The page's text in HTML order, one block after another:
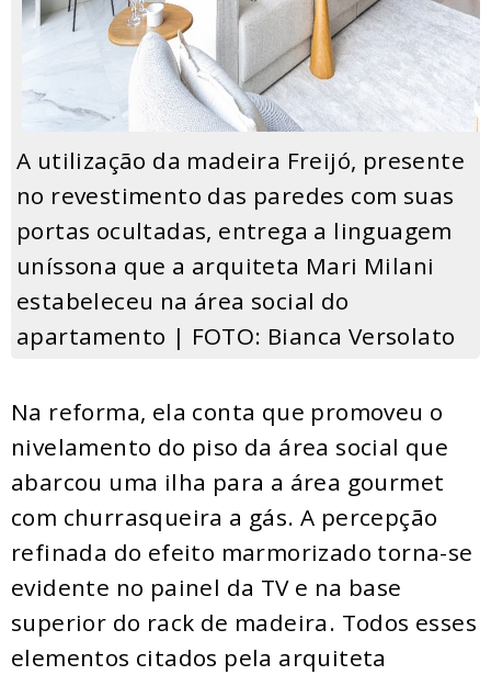
A utilização da madeira Freijó, presente
no revestimento das paredes com suas
portas ocultadas, entrega a linguagem
uníssona que a arquiteta Mari Milani
estabeleceu na área social do
apartamento | FOTO: Bianca Versolato
Na reforma, ela conta que promoveu o
nivelamento do piso da área social que
abarcou uma ilha para a área gourmet
com churrasqueira a gás. A percepção
refinada do efeito marmorizado torna-se
evidente no painel da TV e na base
superior do rack de madeira. Todos esses
elementos citados pela arquiteta